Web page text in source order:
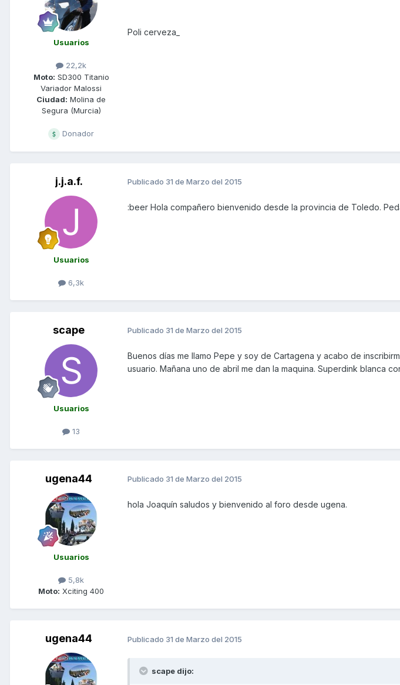
Usuarios
22,2k
Moto: SD300 Titanio
Variador Malossi
Ciudad: Molina de
Segura (Murcia)
Donador
Poli cerveza_
j.j.a.f.
Usuarios
6,3k
Publicado 31 de Marzo del 2015
:beer Hola compañero bienvenido desde la provincia de Toledo.
scape
Usuarios
13
Publicado 31 de Marzo del 2015
Buenos días me llamo Pepe y soy de Cartagena y acabo de
usuario. Mañana uno de abril me dan la maquina. Superdink blanca
ugena44
Usuarios
5,8k
Moto: Xciting 400
Publicado 31 de Marzo del 2015
hola Joaquín saludos y bienvenido al foro desde ugena.
ugena44 Publicado 31 de Marzo del 2015
scape dijo: